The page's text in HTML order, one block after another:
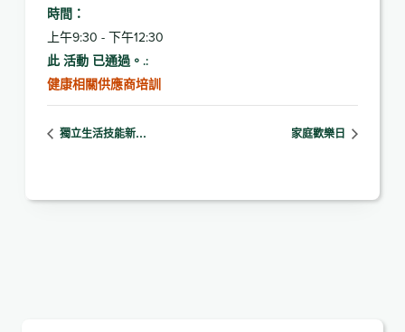
時間：
上午9:30 - 下午12:30
此 活動 已通過。.:
健康相關供應商培訓
獨立生活技能新… 家庭歡樂日